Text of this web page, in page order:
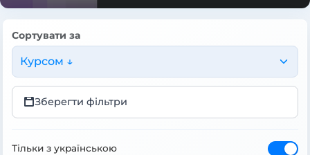
Сортувати за
Курсом ↓
Зберегти фільтри
Тільки з українською